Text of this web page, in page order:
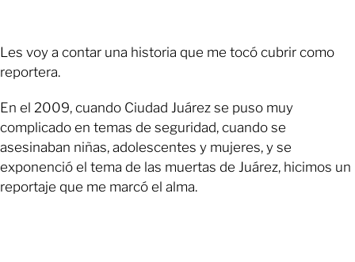
Les voy a contar una historia que me tocó cubrir como
reportera.
En el 2009, cuando Ciudad Juárez se puso muy
complicado en temas de seguridad, cuando se
asesinaban niñas, adolescentes y mujeres, y se
exponenció el tema de las muertas de Juárez, hicimos un
reportaje que me marcó el alma.